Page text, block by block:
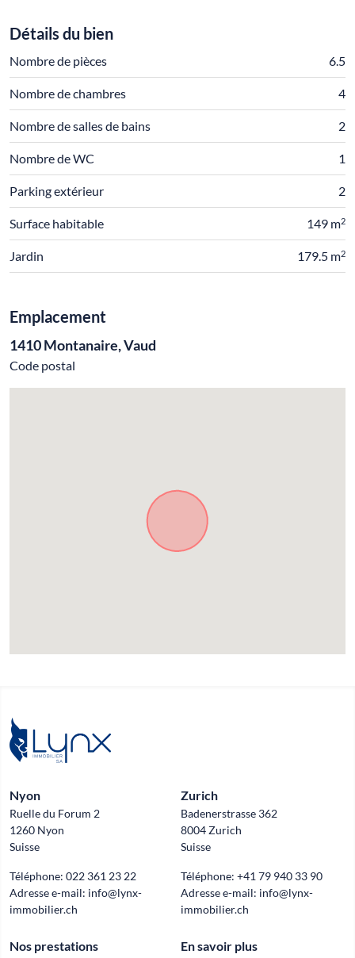
Détails du bien
Nombre de pièces 6.5
Nombre de chambres 4
Nombre de salles de bains 2
Nombre de WC 1
Parking extérieur 2
Surface habitable 149 m2
Jardin 179.5 m2
Emplacement
1410 Montanaire, Vaud
Code postal
Nyon
Ruelle du Forum 2
1260 Nyon
Suisse
Téléphone: 022 361 23 22
Adresse e-mail: info@lynx-
immobilier.ch
Zurich
Badenerstrasse 362
8004 Zurich
Suisse
Téléphone: +41 79 940 33 90
Adresse e-mail: info@lynx-
immobilier.ch
Nos prestations En savoir plus